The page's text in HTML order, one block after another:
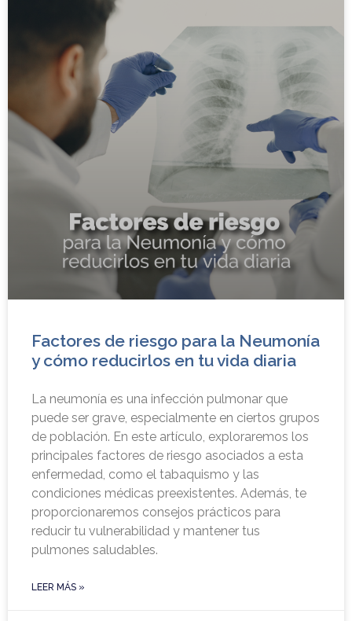
Factores de riesgo para la Neumonía
y cómo reducirlos en tu vida diaria
La neumonía es una infección pulmonar que
puede ser grave, especialmente en ciertos grupos
de población. En este artículo, exploraremos los
principales factores de riesgo asociados a esta
enfermedad, como el tabaquismo y las
condiciones médicas preexistentes. Además, te
proporcionaremos consejos prácticos para
reducir tu vulnerabilidad y mantener tus
pulmones saludables.
LEER MÁS »